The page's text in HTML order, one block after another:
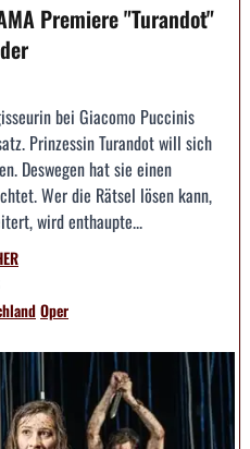
Premiere "Turandot"
bei Giacomo Puccinis
Prinzessin Turandot will sich
Deswegen hat sie einen
Wer die Rätsel lösen kann,
wird enthaupte...
Oper